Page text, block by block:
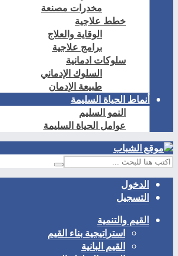
مخدرات مصنعة
خطط علاجية
الوقاية والعلاج
برامج علاجية
سلوكات ادمانية
السلوك الإدماني
طبيعة الإدمان
أنماط الحياة السليمة
النمو السليم
عوامل الحياة السليمة
الدخول
التسجيل
القيم والتنمية
استراتيجية بناء القيم
القيم البانية